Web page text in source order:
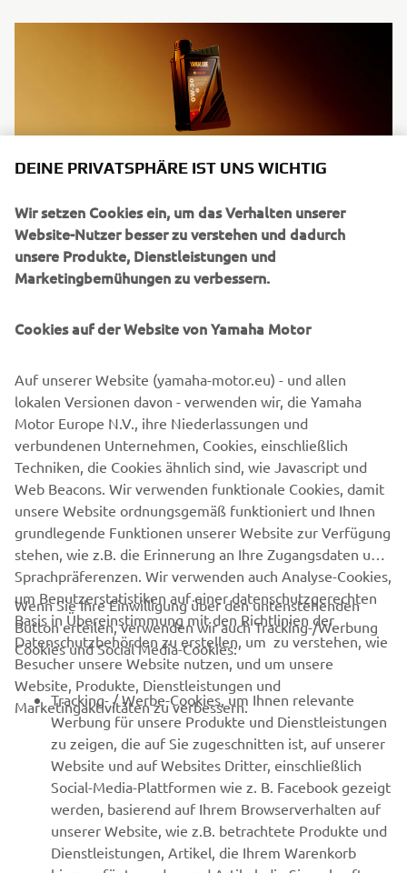
Alles Gold, was glänzt
Entdecke unser Sortiment an hochwertigen Ölen,
Schmiermitteln und Pflegeprodukten für deine Yamaha.
YAMAHA PARTNER FINDEN
UNTERNEHMEN
MEHR VON YAMAHA
SUPPORT
DEINE PRIVATSPHÄRE IST UNS WICHTIG
Wir setzen Cookies ein, um das Verhalten unserer
Website-Nutzer besser zu verstehen und dadurch
unsere Produkte, Dienstleistungen und
Marketingbemühungen zu verbessern.
Cookies auf der Website von Yamaha Motor
Auf unserer Website (yamaha-motor.eu) - und allen
lokalen Versionen davon - verwenden wir, die Yamaha
Motor Europe N.V., ihre Niederlassungen und
verbundenen Unternehmen, Cookies, einschließlich
Techniken, die Cookies ähnlich sind, wie Javascript und
Web Beacons. Wir verwenden funktionale Cookies, damit
unsere Website ordnungsgemäß funktioniert und Ihnen
grundlegende Funktionen unserer Website zur Verfügung
stehen, wie z.B. die Erinnerung an Ihre Zugangsdaten und
Sprachpräferenzen. Wir verwenden auch Analyse-Cookies,
um Benutzerstatistiken auf einer datenschutzgerechten
Basis in Übereinstimmung mit den Richtlinien der
Datenschutzbehörden zu erstellen, um zu verstehen, wie
Besucher unsere Website nutzen, und um unsere
Website, Produkte, Dienstleistungen und
Marketingaktivitäten zu verbessern.
Wenn Sie Ihre Einwilligung über den untenstehenden
Button erteilen, verwenden wir auch Tracking-/Werbung
Cookies und Social Media-Cookies:
Tracking- / Werbe-Cookies, um Ihnen relevante
Werbung für unsere Produkte und Dienstleistungen
zu zeigen, die auf Sie zugeschnitten ist, auf unserer
Website und auf Websites Dritter, einschließlich
Social-Media-Plattformen wie z. B. Facebook gezeigt
werden, basierend auf Ihrem Browserverhalten auf
unserer Website, wie z.B. betrachtete Produkte und
Dienstleistungen, Artikel, die Ihrem Warenkorb